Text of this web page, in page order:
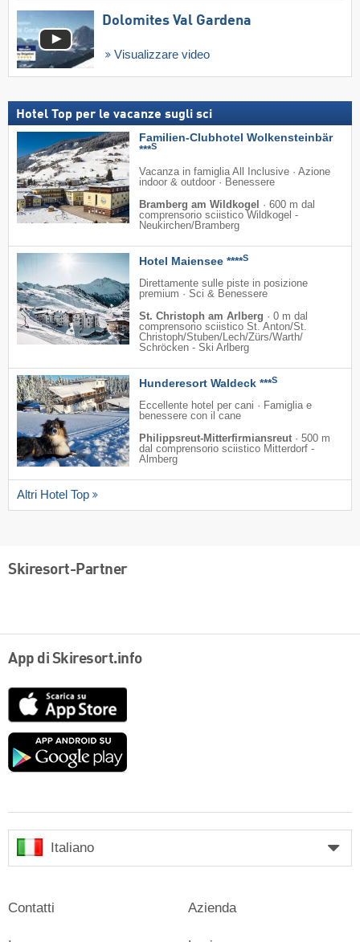
Dolomites Val Gardena
Visualizzare video
Hotel Top per le vacanze sugli sci
Familien-Clubhotel Wolkensteinbär
***S
Vacanza in famiglia All Inclusive · Azione
indoor & outdoor · Benessere
Bramberg am Wildkogel
· 600 m dal
comprensorio sciistico Wildkogel -
Neukirchen/​Bramberg
Hotel Maiensee ****S
Direttamente sulle piste in posizione
premium · Sci & Benessere
St. Christoph am Arlberg · 0 m dal
comprensorio sciistico St. Anton/​St.
Christoph/​Stuben/​Lech/​Zürs/​Warth/​
Schröcken - Ski Arlberg
Hunderesort Waldeck ***S
Eccellente hotel per cani · Famiglia e
benessere con il cane
Philippsreut-Mitterfirmiansreut · 500 m
dal comprensorio sciistico Mitterdorf -
Almberg
Altri Hotel Top
Skiresort-Partner
App di Skiresort.info
Google
Italiano
Contatti Azienda